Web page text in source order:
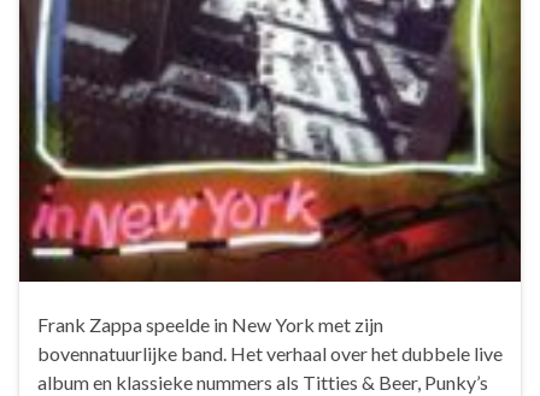
Frank Zappa speelde in New York met zijn
bovennatuurlijke band. Het verhaal over het dubbele live
album en klassieke nummers als Titties & Beer, Punky’s